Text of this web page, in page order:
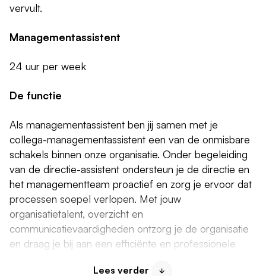
vervult.
Managementassistent
24 uur per week
De functie
Als managementassistent ben jij samen met je
collega-managementassistent een van de onmisbare
schakels binnen onze organisatie. Onder begeleiding
van de directie-assistent ondersteun je de directie en
het managementteam proactief en zorg je ervoor dat
processen soepel verlopen. Met jouw
organisatietalent, overzicht en
communicatievaardigheden ontzorg je de organisatie
en draag je bij aan een efficiënte en professionele
prioriteiten en weet precies wat er nodig is om de
Lees verder